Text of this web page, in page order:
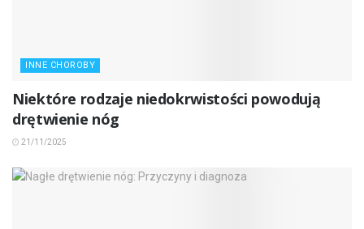
INNE CHOROBY
Niektóre rodzaje niedokrwistości powodują
drętwienie nóg
21/11/2025